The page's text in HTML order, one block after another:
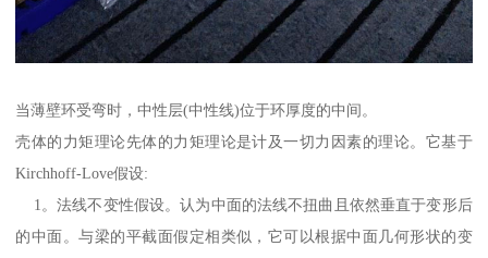
当薄壁环受弯时，中性层(中性线)位于环厚度的中间。
壳体的力矩理论先体的力矩理论是计及一切力因素的理论。它基于
Kirchhoff-Love假设:
1。法线不变性假设。认为中面的法线不扭曲且依然垂直于变形后
的中面。与梁的平截面假定相类似，它可以根据中面几何形状的变